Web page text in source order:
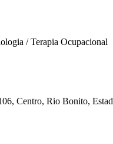
/ Terapia Ocupacional
Centro, Rio Bonito,